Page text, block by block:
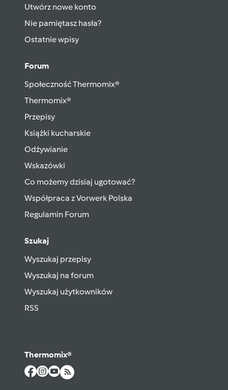
Utwórz nowe konto
Nie pamiętasz hasła?
Ostatnie wpisy
Forum
Społeczność Thermomix®
Thermomix®
Przepisy
Książki kucharskie
Odżywianie
Wskazówki
Co możemy dzisiaj ugotować?
Współpraca z Vorwerk Polska
Regulamin Forum
Szukaj
Wyszukaj przepisy
Wyszukaj na forum
Wyszukaj użytkowników
RSS
Thermomix®